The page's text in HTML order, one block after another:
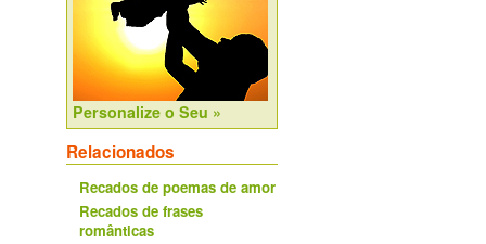
Personalize o Seu »
Relacionados
Recados de poemas de amor
Recados de frases
românticas